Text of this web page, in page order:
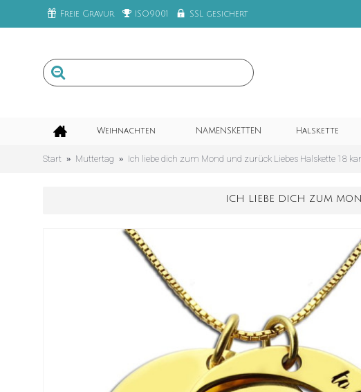
Freie Gravur ISO9001 SSL gesichert
Weihnachten NAMENSKETTEN Halskette
Start Muttertag Ich liebe dich zum Mond und zurück Liebes Halskette 18
ICH LIEBE DICH ZUM